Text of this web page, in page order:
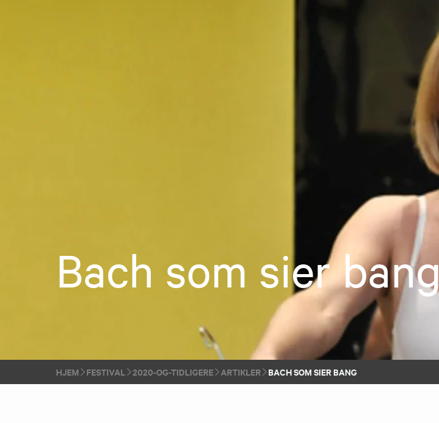
Bach som sier bang
HJEM FESTIVAL 2020-OG-TIDLIGERE ARTIKLER BACH SOM SIER BANG